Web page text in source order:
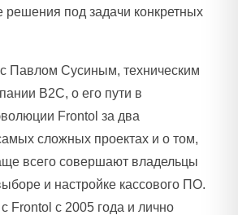
решения под задачи конкретных
Павлом Сусиным, техническим
B2C, о его пути в
Frontol за два
сложных проектах и о том,
всего совершают владельцы
и настройке кассового ПО.
Frontol с 2005 года и лично